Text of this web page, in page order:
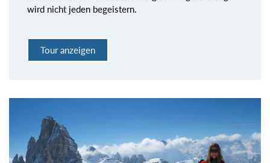
wird nicht jeden begeistern.
Tour anzeigen